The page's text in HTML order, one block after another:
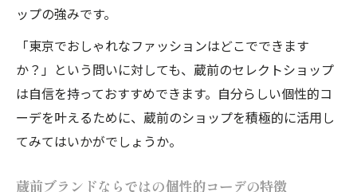
ップの強みです。
「東京でおしゃれなファッションはどこでできます
か？」という問いに対しても、蔵前のセレクトショップ
は自信を持っておすすめできます。自分らしい個性的コ
ーデを叶えるために、蔵前のショップを積極的に活用し
てみてはいかがでしょうか。
蔵前ブランドならではの個性的コーデの特徴